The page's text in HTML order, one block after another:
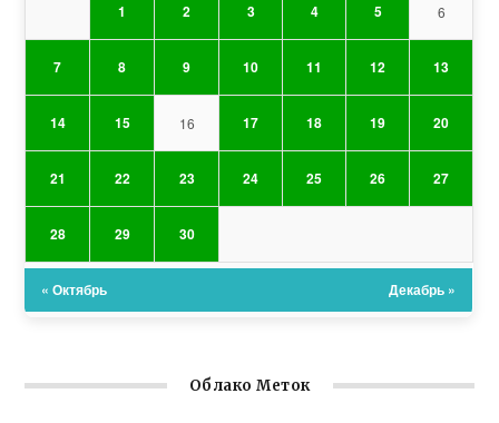
1 2 3 4 5 6
7 8 9 10 11 12 13
14 15 16 17 18 19 20
21 22 23 24 25 26 27
28 29 30
« Октябрь Декабрь »
Облако Меток